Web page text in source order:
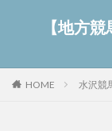
【地方
HOME 水沢競